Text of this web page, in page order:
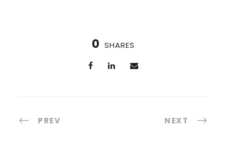
0 SHARES
PREV NEXT